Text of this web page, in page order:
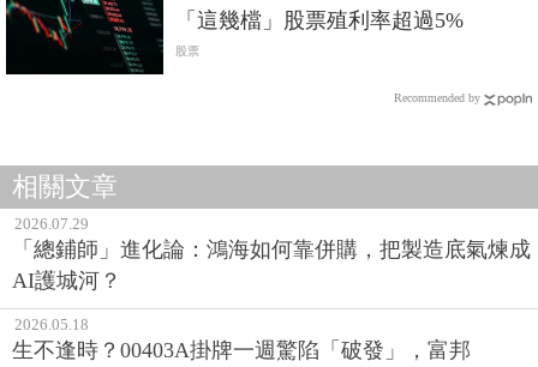
「這幾檔」股票殖利率超過5%
股票
Recommended by
相關文章
2026.07.29
「總鋪師」進化論：鴻海如何靠併購，把製造底氣煉成
AI護城河？
2026.05.18
生不逢時？00403A掛牌一週驚陷「破發」，富邦